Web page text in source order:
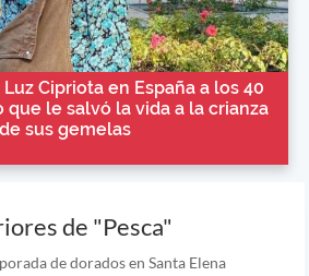
Cipriota en España a los 40
que le salvó la vida a la crianza
de sus gemelas
de "Pesca"
de dorados en Santa Elena